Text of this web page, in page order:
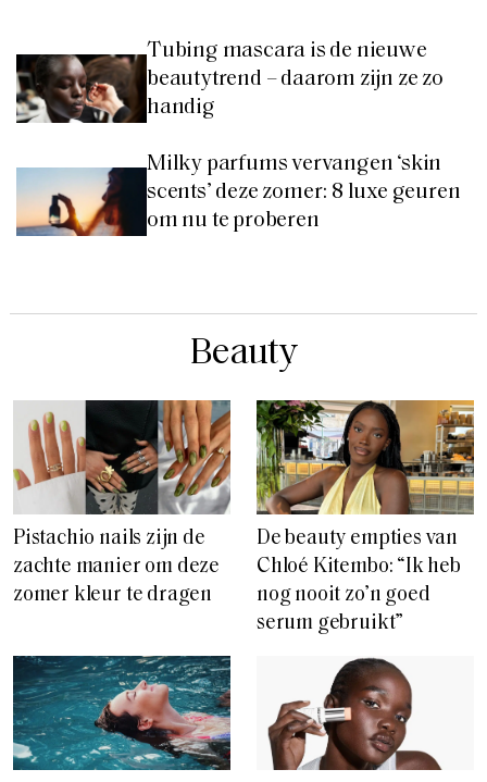
Tubing mascara is de nieuwe
beautytrend – daarom zijn ze zo
handig
Milky parfums vervangen ‘skin
scents’ deze zomer: 8 luxe geuren
om nu te proberen
Beauty
Pistachio nails zijn de
zachte manier om deze
zomer kleur te dragen
De beauty empties van
Chloé Kitembo: “Ik heb
nog nooit zo’n goed
serum gebruikt”